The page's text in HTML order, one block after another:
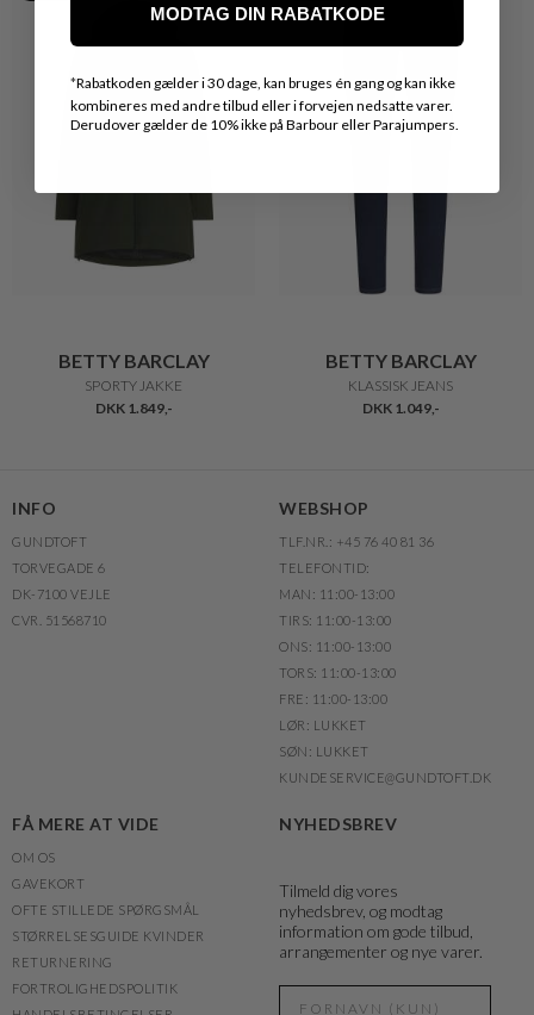
BETTY BARCLAY
SPORTY JAKKE
DKK 1.849,-
BETTY BARCLAY
KLASSISK JEANS
DKK 1.049,-
INFO
GUNDTOFT
TORVEGADE 6
DK-7100 VEJLE
CVR. 51568710
WEBSHOP
TLF.NR.: +45 76 40 81 36
TELEFONTID:
MAN: 11:00-13:00
TIRS: 11:00-13:00
ONS: 11:00-13:00
TORS: 11:00-13:00
FRE: 11:00-13:00
LØR: LUKKET
SØN: LUKKET
KUNDESERVICE@GUNDTOFT.DK
FÅ MERE AT VIDE
OM OS
GAVEKORT
OFTE STILLEDE SPØRGSMÅL
STØRRELSESGUIDE KVINDER
RETURNERING
FORTROLIGHEDSPOLITIK
NYHEDSBREV
Tilmeld dig vores
nyhedsbrev, og modtag
information om gode tilbud,
arrangementer og nye varer.
MODTAG DIN RABATKODE
*Rabatkoden gælder i 30 dage, kan bruges én gang og kan ikke
kombineres med andre tilbud eller i forvejen nedsatte varer.
Derudover gælder de 10% ikke på Barbour eller Parajumpers.